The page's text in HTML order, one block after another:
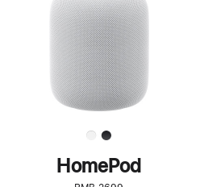
了
解
HomePod<
HomePod